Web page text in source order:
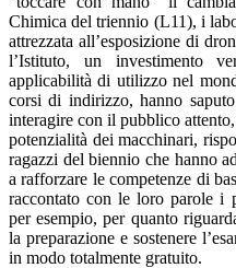
Chimica del triennio (L11), i
attrezzata all’esposizione di
l’Istituto, un investimento
applicabilità di utilizzo nel
corsi di indirizzo, hanno
interagire con il pubblico
potenzialità dei macchinari,
ragazzi del biennio che hanno
a rafforzare le competenze di
raccontato con le loro parole i
per esempio, per quanto
la preparazione e sostenere
in modo totalmente gratuito.